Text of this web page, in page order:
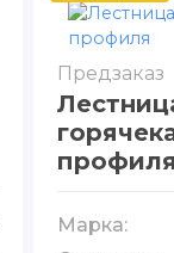
Предзаказ
Марка: